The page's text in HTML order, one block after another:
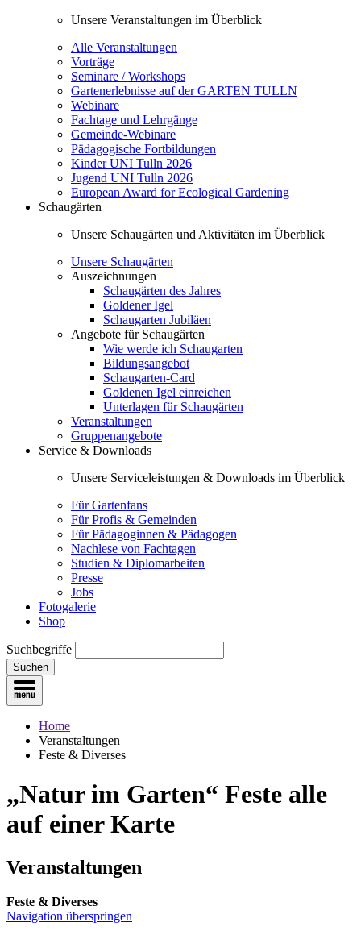
Unsere Veranstaltungen im Überblick
Alle Veranstaltungen
Vorträge
Seminare / Workshops
Gartenerlebnisse auf der GARTEN TULLN
Webinare
Fachtage und Lehrgänge
Gemeinde-Webinare
Pädagogische Fortbildungen
Kinder UNI Tulln 2026
Jugend UNI Tulln 2026
European Award for Ecological Gardening
Schaugärten
Unsere Schaugärten und Aktivitäten im Überblick
Unsere Schaugärten
Auszeichnungen
Schaugärten des Jahres
Goldener Igel
Schaugarten Jubiläen
Angebote für Schaugärten
Wie werde ich Schaugarten
Bildungsangebot
Schaugarten-Card
Goldenen Igel einreichen
Unterlagen für Schaugärten
Veranstaltungen
Gruppenangebote
Service & Downloads
Unsere Serviceleistungen & Downloads im Überblick
Für Gartenfans
Für Profis & Gemeinden
Für Pädagoginnen & Pädagogen
Nachlese von Fachtagen
Studien & Diplomarbeiten
Presse
Jobs
Fotogalerie
Shop
Suchbegriffe
Suchen
Home
Veranstaltungen
Feste & Diverses
„Natur im Garten“ Feste alle
auf einer Karte
Veranstaltungen
Feste & Diverses
Navigation überspringen